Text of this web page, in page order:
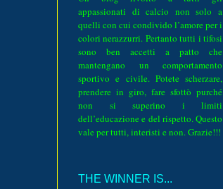
appassionati di calcio non solo a
quelli con cui condivido l’amore per i
colori nerazzurri. Pertanto tutti i tifosi
sono ben accetti a patto che
mantengano un comportamento
sportivo e civile. Potete scherzare,
prendere in giro, fare sfottò purché
non si superino i limiti
dell’educazione e del rispetto. Questo
vale per tutti, interisti e non. Grazie!!!
THE WINNER IS...